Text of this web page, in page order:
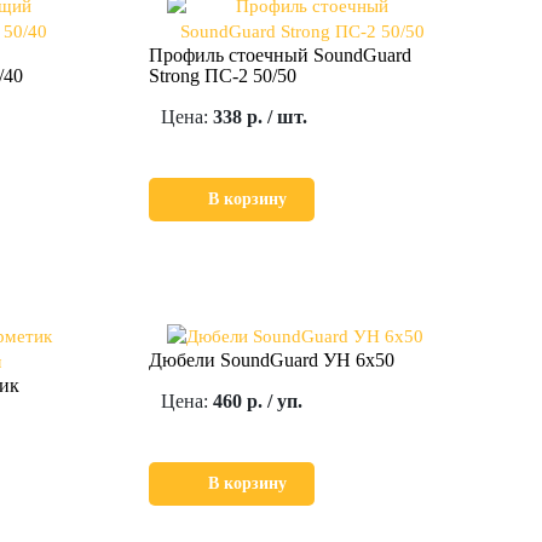
Профиль стоечный SoundGuard
Strong ПС-2 50/50
Цена:338 р. / шт.
В корзину
Дюбели SoundGuard УН 6х50
Цена:460 р. / уп.
В корзину